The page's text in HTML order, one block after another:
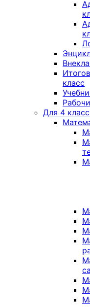
класс
Для 4